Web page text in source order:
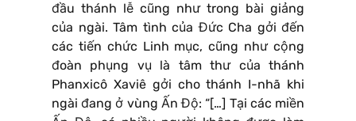
đầu thánh lễ cũng như trong bài giảng
của ngài. Tâm tình của Đức Cha gởi đến
các tiến chức Linh mục, cũng như cộng
đoàn phụng vụ là tâm thư của thánh
Phanxicô Xaviê gởi cho thánh I-nhã khi
ngài đang ở vùng Ấn Độ: “[…] Tại các miền